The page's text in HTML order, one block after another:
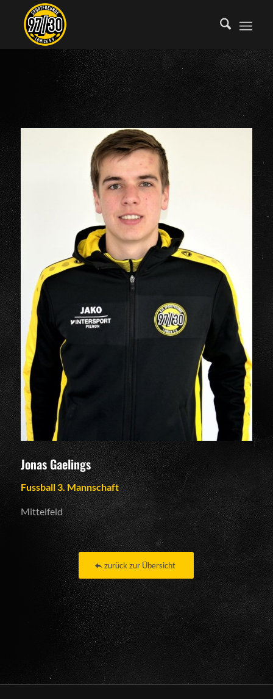
Jonas Gaelings
Fussball 3. Mannschaft
Mittelfeld
zurück zur Übersicht